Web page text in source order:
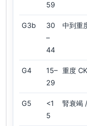
59
G3b
30
–
44
中到重
G4
15–
29
重度
G5
<1
5
腎衰竭